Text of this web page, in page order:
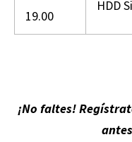
19.00
HDD
¡No faltes!